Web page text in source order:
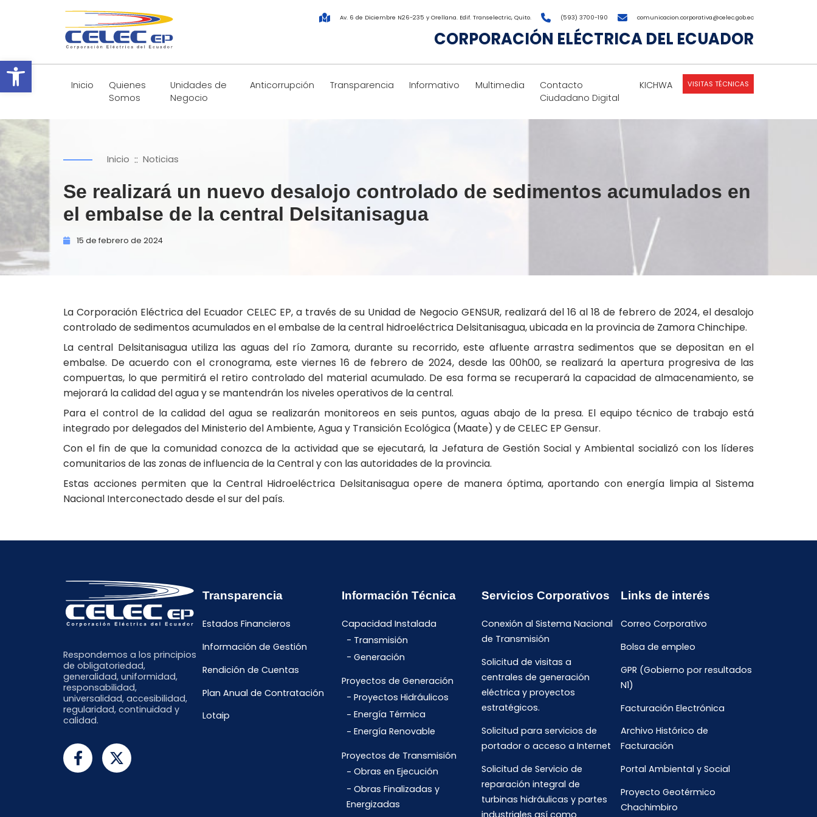
Abrir barra de herramientas
Av. 6 de Diciembre N26-235 y Orellana. Edif. Transelectric, Quito. (593) 3700-190 comunicacion.corporativa@celec.gob.ec
CORPORACIÓN ELÉCTRICA DEL ECUADOR
Inicio
Quienes
Somos
Unidades de
Negocio
Anticorrupción Transparencia Informativo Multimedia
Contacto
Ciudadano Digital
KICHWA VISITAS TÉCNICAS
Inicio :: Noticias
Se realizará un nuevo desalojo controlado de sedimentos acumulados en
el embalse de la central Delsitanisagua
15 de febrero de 2024
La Corporación Eléctrica del Ecuador CELEC EP, a través de su Unidad de Negocio GENSUR, realizará del 16 al 18 de febrero de 2024, el desalojo
controlado de sedimentos acumulados en el embalse de la central hidroeléctrica Delsitanisagua, ubicada en la provincia de Zamora Chinchipe.
La central Delsitanisagua utiliza las aguas del río Zamora, durante su recorrido, este afluente arrastra sedimentos que se depositan en el
embalse. De acuerdo con el cronograma, este viernes 16 de febrero de 2024, desde las 00h00, se realizará la apertura progresiva de las
compuertas, lo que permitirá el retiro controlado del material acumulado. De esa forma se recuperará la capacidad de almacenamiento, se
mejorará la calidad del agua y se mantendrán los niveles operativos de la central.
Para el control de la calidad del agua se realizarán monitoreos en seis puntos, aguas abajo de la presa. El equipo técnico de trabajo está
integrado por delegados del Ministerio del Ambiente, Agua y Transición Ecológica (Maate) y de CELEC EP Gensur.
Con el fin de que la comunidad conozca de la actividad que se ejecutará, la Jefatura de Gestión Social y Ambiental socializó con los líderes
comunitarios de las zonas de influencia de la Central y con las autoridades de la provincia.
Estas acciones permiten que la Central Hidroeléctrica Delsitanisagua opere de manera óptima, aportando con energía limpia al Sistema
Nacional Interconectado desde el sur del país.
Respondemos a los principios
de obligatoriedad,
generalidad, uniformidad,
responsabilidad,
universalidad, accesibilidad,
regularidad, continuidad y
calidad.
Transparencia
Estados Financieros
Información de Gestión
Rendición de Cuentas
Plan Anual de Contratación
Lotaip
Información Técnica
Capacidad Instalada
Transmisión
Generación
Proyectos de Generación
Proyectos Hidráulicos
Energía Térmica
Energía Renovable
Proyectos de Transmisión
Obras en Ejecución
Obras Finalizadas y
Energizadas
Servicios Corporativos
Conexión al Sistema Nacional
de Transmisión
Solicitud de visitas a
centrales de generación
eléctrica y proyectos
estratégicos.
Solicitud para servicios de
portador o acceso a Internet
Solicitud de Servicio de
reparación integral de
turbinas hidráulicas y partes
industriales así como
Links de interés
Correo Corporativo
Bolsa de empleo
GPR (Gobierno por resultados
N1)
Facturación Electrónica
Archivo Histórico de
Facturación
Portal Ambiental y Social
Proyecto Geotérmico
Chachimbiro